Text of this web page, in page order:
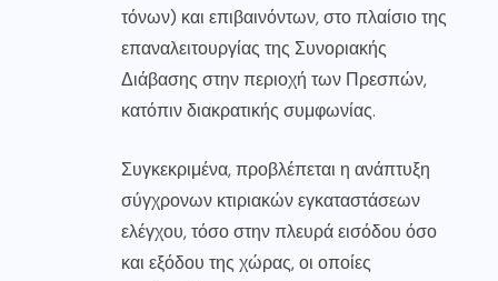
τόνων) και επιβαινόντων, στο πλαίσιο της
επαναλειτουργίας της Συνοριακής
Διάβασης στην περιοχή των Πρεσπών,
κατόπιν διακρατικής συμφωνίας.
Συγκεκριμένα, προβλέπεται η ανάπτυξη
σύγχρονων κτιριακών εγκαταστάσεων
ελέγχου, τόσο στην πλευρά εισόδου όσο
και εξόδου της χώρας, οι οποίες